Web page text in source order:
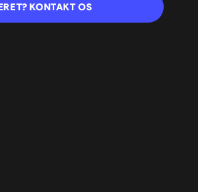
KONTAKT OS